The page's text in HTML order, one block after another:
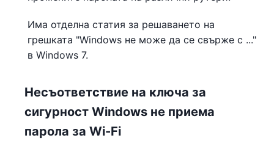
Има отделна статия за решаването на
грешката "Windows не може да се свърже с ..."
в Windows 7.
Несъответствие на ключа за
сигурност Windows не приема
парола за Wi-Fi